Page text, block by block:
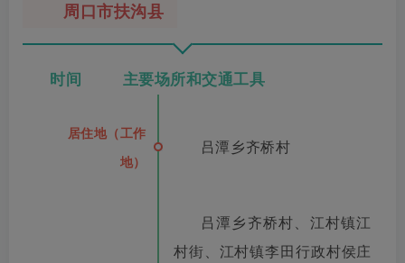
周口市扶沟县
时间 主要场所和交通工具
居住地（工作
地）
吕潭乡齐桥村
吕潭乡齐桥村、江村镇江
村街、江村镇李田行政村侯庄